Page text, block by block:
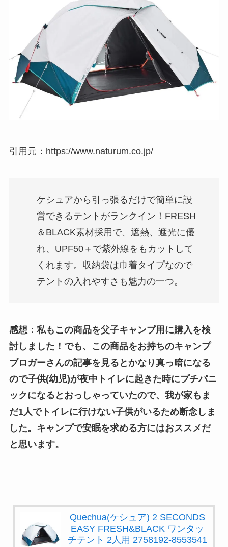
引用元：https://www.naturum.co.jp/
ケシュアから引っ張るだけで簡単に設
営できるテントがランクイン！FRESH
＆BLACK素材採用で、遮熱、遮光に優
れ、UPF50＋で紫外線をもカットして
くれます。収納袋は巾着タイプなので
テントの入れやすさも魅力の一つ。
感想：私もこの商品を父子キャンプ用に購入を検
討しました！でも、この商品をお持ちのキャンプ
ブロガーさんの記事を見るとかなり真っ暗になる
ので子供(幼児)が夜中トイレに起きた時にプチパニ
ックになるとおっしゃっていたので、我が家もま
だ1人でトイレに行けない子供がいるため断念しま
した。キャンプで安眠を求める方にはおススメだ
と思います。
Quechua(ケシュア) 2 SECONDS
EASY FRESH&BLACK ワンタッ
チテント 2人用 2758192-8553541